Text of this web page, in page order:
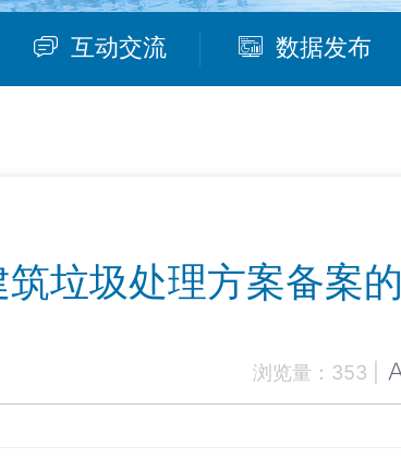
互动交流 数据发布
垃圾处理方案备案
浏览量： 353